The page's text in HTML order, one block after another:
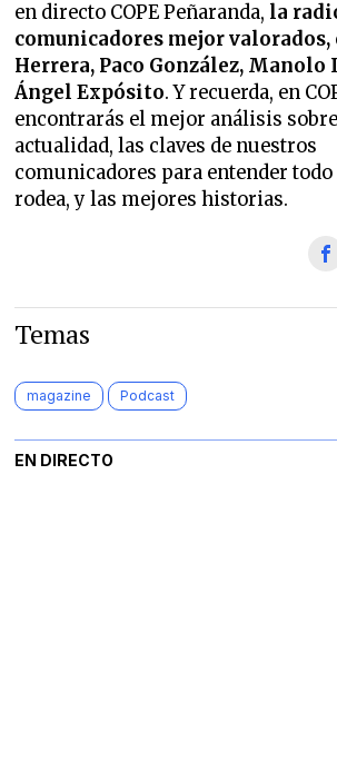
en directo COPE Peñaranda, la
comunicadores mejor valorados,
Herrera, Paco González, Manolo
Ángel Expósito. Y recuerda, en
encontrarás el mejor análisis
actualidad, las claves de nuestros
comunicadores para entender todo
rodea, y las mejores historias.
Temas
magazine Podcast
EN DIRECTO